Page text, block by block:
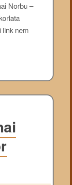
Norbu –
link nem